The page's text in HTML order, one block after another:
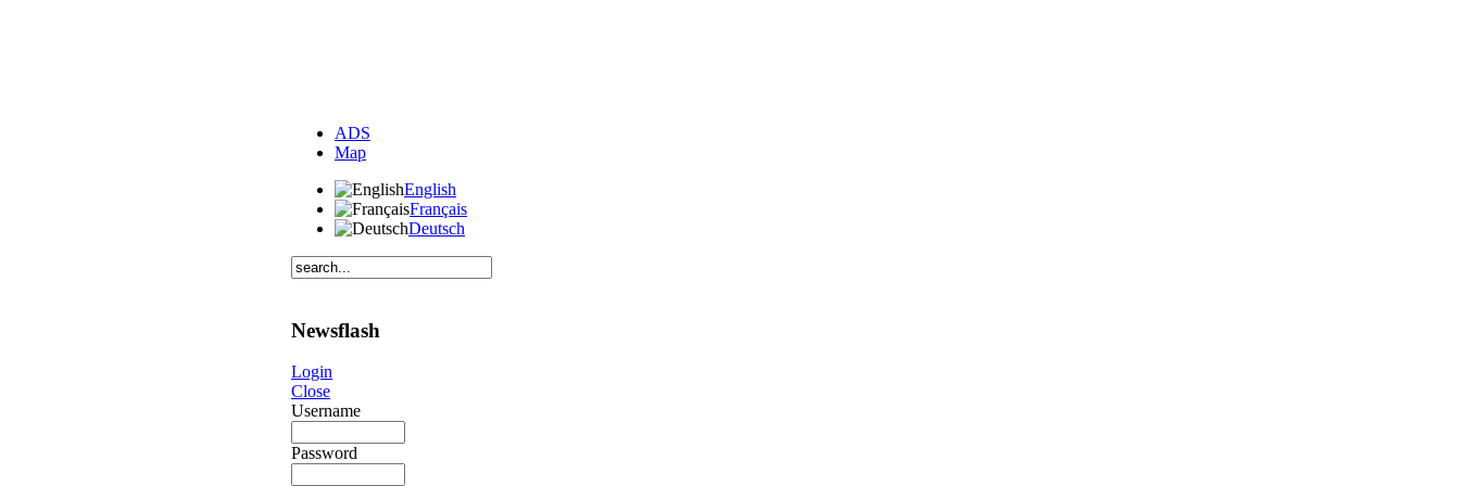
ADS
Map
English
Français
Deutsch
Newsflash
Login
Close
Username
Password